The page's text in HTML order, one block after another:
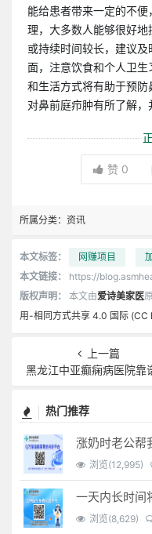
能给患者带来一定的不
理，大多数人能够很好
或持续时间较长，建议
面，注意饮食和个人卫
和生活方式将有助于预
对鼻前庭疖肿有所了解，
赞 0
所属分类： 资讯
本文标签： 网赚项目
本文链接：
https://
版权声明：
本文由爱诗美家医
用-相同方式共享 4.0 国际
上一篇
黑龙江中亚癫痫病医院靠
热门推荐
涨奶时老公帮
浏览(12,995)
浏览(8,629)